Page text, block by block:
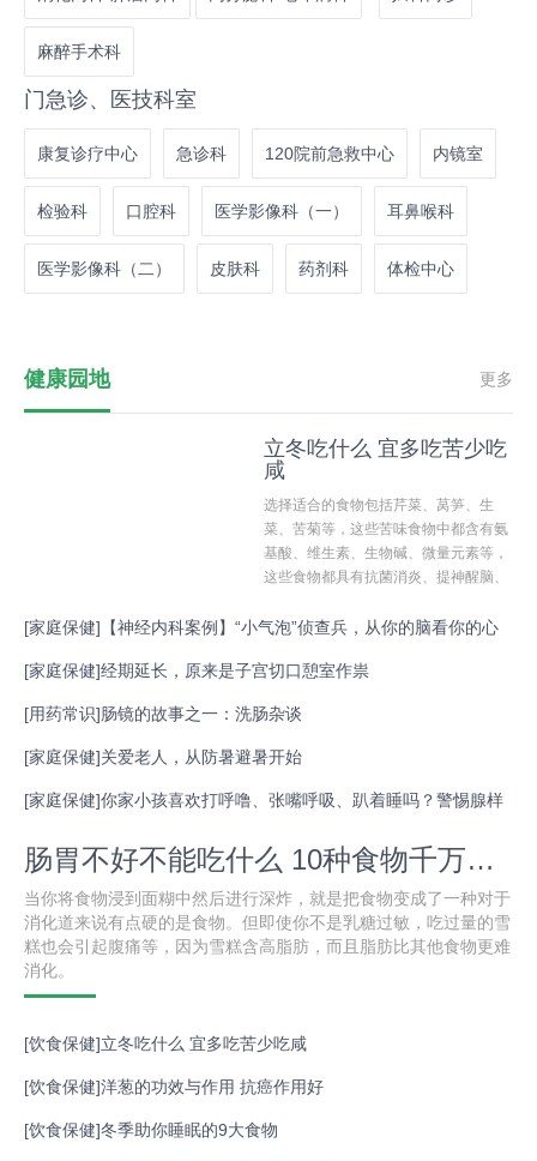
麻醉手术科
门急诊、医技科室
康复诊疗中心 急诊科 120院前急救中心 内镜室
检验科 口腔科 医学影像科（一） 耳鼻喉科
医学影像科（二） 皮肤科 药剂科 体检中心
健康园地 更多
立冬吃什么 宜多吃苦少吃
咸
选择适合的食物包括芹菜、莴笋、生
菜、苦菊等，这些苦味食物中都含有氨
基酸、维生素、生物碱、微量元素等，
这些食物都具有抗菌消炎、提神醒脑、
进补的另外一个原则就是多喝水，多吃
刺激
[家庭保健] 【神经内科案例】“小气泡”侦查兵，从你的脑看你的心
[家庭保健]经期延长，原来是子宫切口憩室作祟
[用药常识]肠镜的故事之一：洗肠杂谈
[家庭保健]关爱老人，从防暑避暑开始
[家庭保健]你家小孩喜欢打呼噜、张嘴呼吸、趴着睡吗？警惕腺样
体 肠胃不好不能吃什么 10种食物千万别吃
当你将食物浸到面糊中然后进行深炸，就是把食物变成了一种对于
消化道来说有点硬的是食物。但即使你不是乳糖过敏，吃过量的雪
糕也会引起腹痛等，因为雪糕含高脂肪，而且脂肪比其他食物更难
消化。
[饮食保健]立冬吃什么 宜多吃苦少吃咸
[饮食保健]洋葱的功效与作用 抗癌作用好
[饮食保健]冬季助你睡眠的9大食物